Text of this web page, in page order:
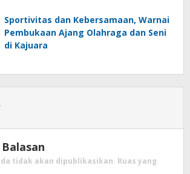
Sportivitas dan Kebersamaan, Warnai
Pembukaan Ajang Olahraga dan Seni
di Kajuara
tidak akan dipublikasikan. Ruas yang